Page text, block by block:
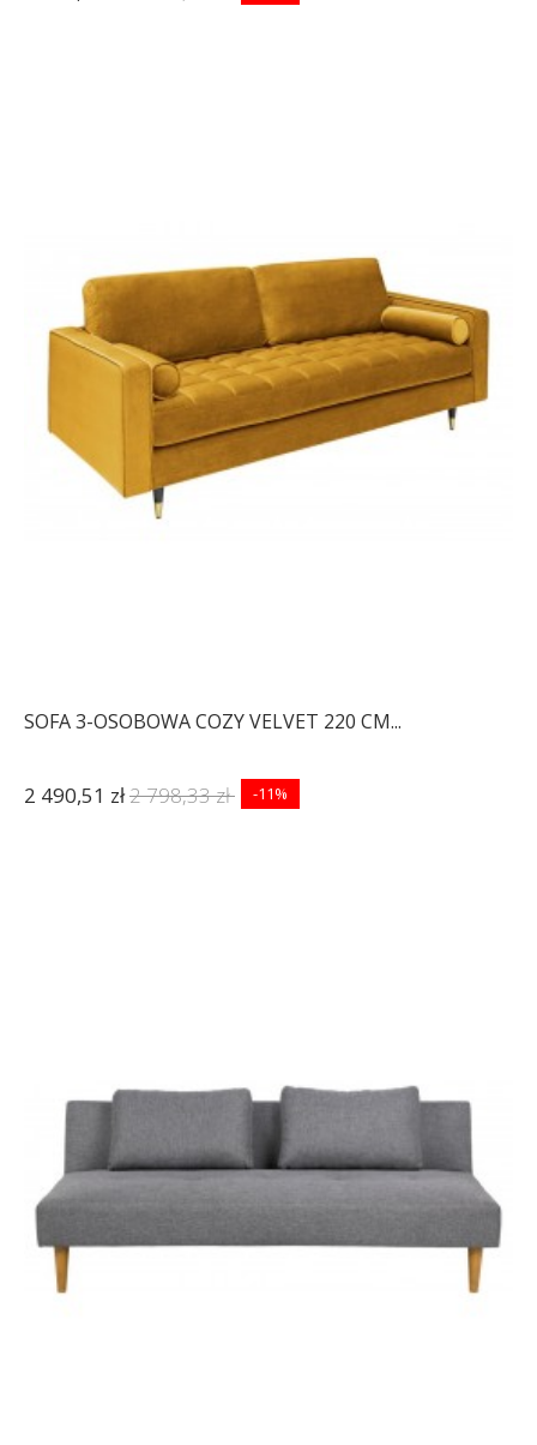
SOFA 3-OSOBOWA COZY VELVET 220 CM...
2 490,51 zł2 798,33 zł -11%